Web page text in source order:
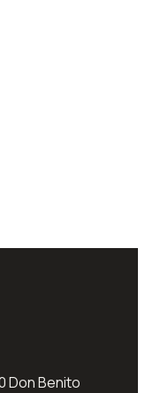
Don Benito